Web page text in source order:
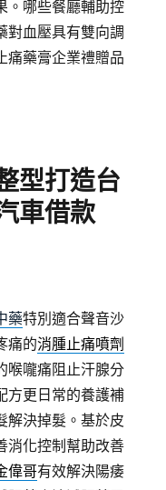
。哪些餐廳輔助控
對血壓具有雙向調
痛藥膏企業禮贈品
型打造台
車借款
藥特別適合聲音沙
痛的消腫止痛噴劑
喉嚨痛阻止汗腺分
方更日常的養護補
解決掉髮。基於皮
消化控制幫助改善
偉哥有效解決陽痿